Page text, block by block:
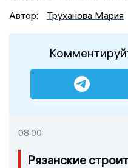
Автор:
Труханова Мария
08:00
Рязанские